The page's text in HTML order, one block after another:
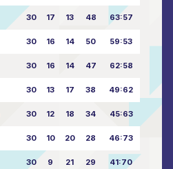
30 17 13 48 63:57
30 16 14 50 59:53
30 16 14 47 62:58
30 13 17 38 49:62
30 12 18 34 45:63
30 10 20 28 46:73
30 9 21 29 41:70